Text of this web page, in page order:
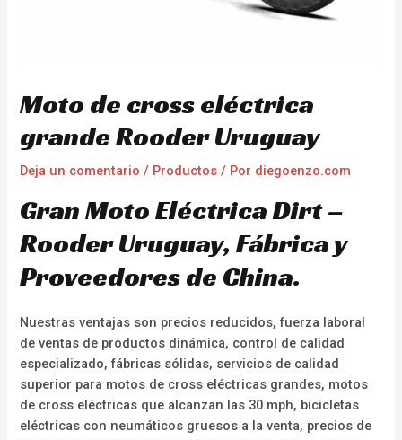
Moto de cross eléctrica
grande Rooder Uruguay
Deja un comentario / Productos / Por diegoenzo.com
Gran Moto Eléctrica Dirt –
Rooder Uruguay, Fábrica y
Proveedores de China.
Nuestras ventajas son precios reducidos, fuerza laboral
de ventas de productos dinámica, control de calidad
especializado, fábricas sólidas, servicios de calidad
superior para motos de cross eléctricas grandes, motos
de cross eléctricas que alcanzan las 30 mph, bicicletas
eléctricas con neumáticos gruesos a la venta, precios de